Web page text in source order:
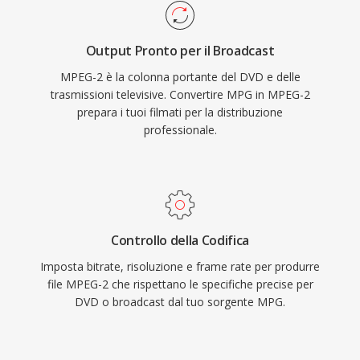
contenuti video archiviati, registrazioni di
sorveglianza e flussi di lavoro video digitali
funzionalità di resilienza agli errori essenziali
per la distribuzione broadcast su canali
rumorosi, mentre la variante program stream
serve le applicazioni orientate
all&#039;archiviazione come i DVD. MPEG-2
supporta risoluzioni fino a 1920x1152 nel Main
professionali. Sebbene codec più recenti come
H.264 e HEVC offrano un&#039;efficienza di
compressione sostanzialmente migliore,
MPEG-2 resta radicato nell&#039;infrastruttura
broadcast, nei sistemi via cavo e satellite e nei
miliardi di dischi DVD in circolazione nel mondo.
Output Pronto per il Broadcast
MPEG-2 è la colonna portante del DVD e delle
trasmissioni televisive. Convertire MPG in MPEG-2
prepara i tuoi filmati per la distribuzione
professionale.
Controllo della Codifica
Imposta bitrate, risoluzione e frame rate per produrre
file MPEG-2 che rispettano le specifiche precise per
DVD o broadcast dal tuo sorgente MPG.